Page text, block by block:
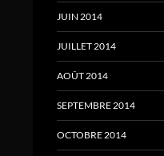
JUIN 2014
JUILLET 2014
AOÛT 2014
SEPTEMBRE 2014
OCTOBRE 2014